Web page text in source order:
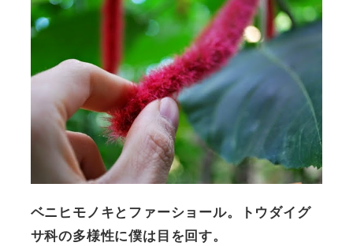
ベニヒモノキとファーショール。トウダイグ
サ科の多様性に僕は目を回す。